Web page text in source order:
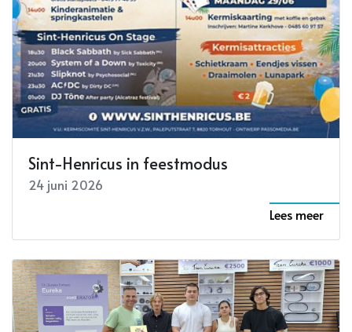
Sint-Henricus in feestmodus
24 juni 2026
Lees meer